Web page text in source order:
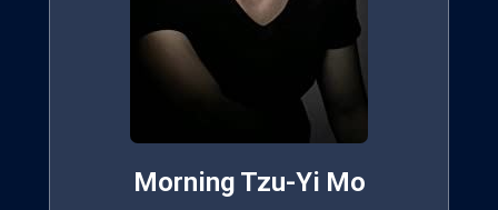
Morning Tzu-Yi Mo